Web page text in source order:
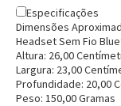
Especificações
Dimensões
Headset Sem Fio
Altura: 26,00
Largura: 23,00
Profundidade: 20,00
Peso: 150,00Gramas